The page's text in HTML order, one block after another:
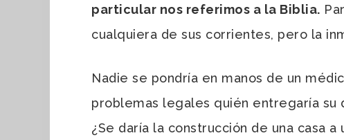
particular nos referimos a la Biblia.
cualquiera de sus corrientes, pero la
Nadie se pondría en manos de un
problemas legales quién entregaría su
¿Se daría la construcción de una casa